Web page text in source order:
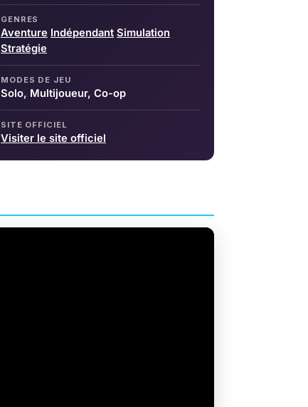
GENRES
Aventure Indépendant Simulation
Stratégie
MODES DE JEU
Solo, Multijoueur, Co-op
SITE OFFICIEL
Visiter le site officiel